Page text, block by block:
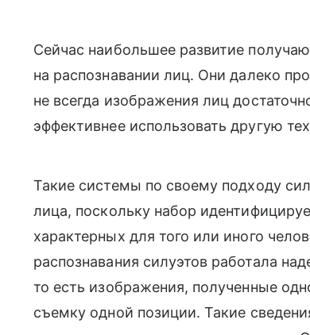
Сейчас наибольшее развитие
на распознавании лиц. Они далеко
не всегда изображения лиц
эффективнее использовать другую
Такие системы по своему подходу
лица, поскольку набор
характерных для того или иного
распознавания силуэтов работала
то есть изображения, полученные
съемку одной позиции. Такие